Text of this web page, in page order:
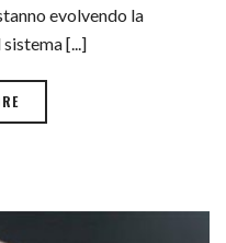
evolvendo la
[...]